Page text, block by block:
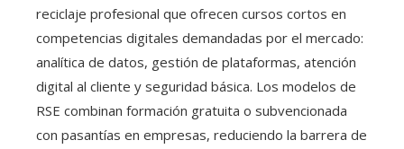
reciclaje profesional que ofrecen cursos cortos en
competencias digitales demandadas por el mercado:
analítica de datos, gestión de plataformas, atención
digital al cliente y seguridad básica. Los modelos de
RSE combinan formación gratuita o subvencionada
con pasantías en empresas, reduciendo la barrera de